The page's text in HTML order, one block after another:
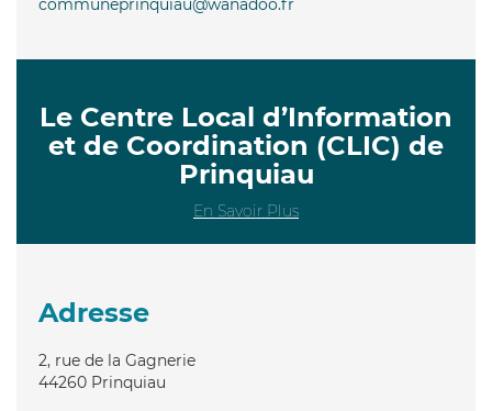
communeprinquiau@wanadoo.fr
Le Centre Local d’Information
et de Coordination (CLIC) de
Prinquiau
En Savoir Plus
Adresse
2, rue de la Gagnerie
44260 Prinquiau